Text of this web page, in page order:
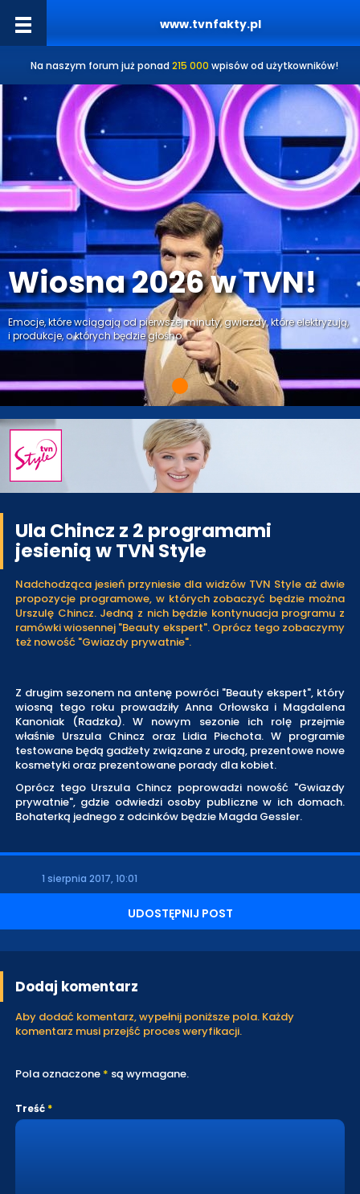
www.tvnfakty.pl
Na naszym forum już ponad 215 000 wpisów od użytkowników!
Wiosna 2026 w TVN!
Emocje, które wciągają od pierwszej minuty, gwiazdy, które elektryzują,
i produkcje, o których będzie głośno.
Ula Chincz z 2 programami
jesienią w TVN Style
Nadchodząca jesień przyniesie dla widzów TVN Style aż dwie
propozycje programowe, w których zobaczyć będzie można
Urszulę Chincz. Jedną z nich będzie kontynuacja programu z
ramówki wiosennej "Beauty ekspert". Oprócz tego zobaczymy
też nowość "Gwiazdy prywatnie".
Z drugim sezonem na antenę powróci "Beauty ekspert", który
wiosną tego roku prowadziły Anna Orłowska i Magdalena
Kanoniak (Radzka). W nowym sezonie ich rolę przejmie
właśnie Urszula Chincz oraz Lidia Piechota. W programie
testowane będą gadżety związane z urodą, prezentowe nowe
kosmetyki oraz prezentowane porady dla kobiet.
Oprócz tego Urszula Chincz poprowadzi nowość "Gwiazdy
prywatnie", gdzie odwiedzi osoby publiczne w ich domach.
Bohaterką jednego z odcinków będzie Magda Gessler.
1 sierpnia 2017, 10:01
UDOSTĘPNIJ POST
Dodaj komentarz
Aby dodać komentarz, wypełnij poniższe pola. Każdy
komentarz musi przejść proces weryfikacji.
Pola oznaczone * są wymagane.
Treść